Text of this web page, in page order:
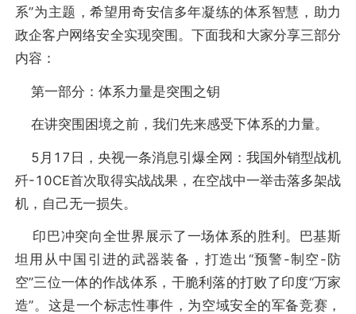
系”为主题，希望用奇安信多年凝练的体系智慧，助力
政企客户网络安全实现突围。下面我和大家分享三部分
内容：
第一部分：体系力量是突围之钥
在讲突围困境之前，我们先来感受下体系的力量。
5月17日，央视一条消息引爆全网：我国外销型战机
歼-10CE首次取得实战战果，在空战中一举击落多架战
机，自己无一损失。
印巴冲突向全世界展示了一场体系的胜利。巴基斯
坦用从中国引进的武器装备，打造出“预警-制空-防
空”三位一体的作战体系，干脆利落的打败了印度“万家
造”。这是一个标志性事件，为空域安全的军备竞赛，